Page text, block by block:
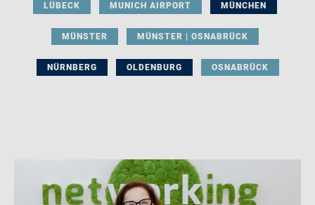
LÜBECK MUNICH AIRPORT MÜNCHEN
MÜNSTER MÜNSTER | OSNABRÜCK
NÜRNBERG OLDENBURG OSNABRÜCK